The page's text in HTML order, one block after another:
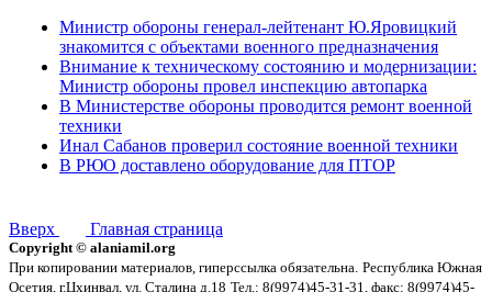
Министр обороны генерал-лейтенант Ю.Яровицкий
знакомится с объектами военного предназначения
Внимание к техническому состоянию и модернизации:
Министр обороны провел инспекцию автопарка
В Министерстве обороны проводится ремонт военной
техники
Инал Сабанов проверил состояние военной техники
В РЮО доставлено оборудование для ПТОР
Вверх Главная страница
Copyright © alaniamil.org
При копировании материалов, гиперссылка обязательна. Республика Южная
Осетия, г.Цхинвал, ул. Сталина д.18 Тел.: 8(9974)45-31-31, факс: 8(9974)45-